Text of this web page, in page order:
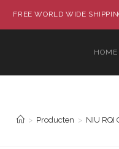
FREE WORLD WIDE
HOME
> Producten > NIU